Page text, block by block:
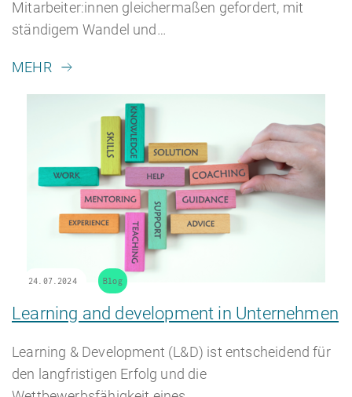
Mitarbeiter:innen gleichermaßen gefordert, mit
ständigem Wandel und…
MEHR
24.07.2024 Blog
Learning and development in Unternehmen
Learning & Development (L&D) ist entscheidend für
den langfristigen Erfolg und die